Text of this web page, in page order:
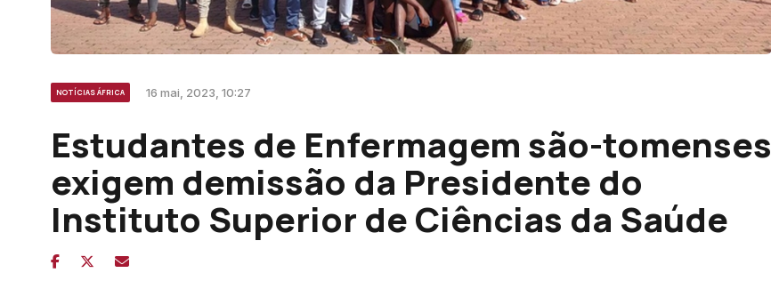
NOTÍCIAS ÁFRICA 16 mai, 2023, 10:27
Estudantes de Enfermagem são-tomenses
exigem demissão da Presidente do
Instituto Superior de Ciências da Saúde